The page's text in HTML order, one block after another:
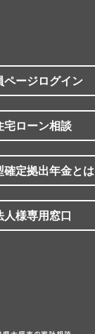
ページログイン
宅ローン相談
確定拠出年金とは
人様専用窓口